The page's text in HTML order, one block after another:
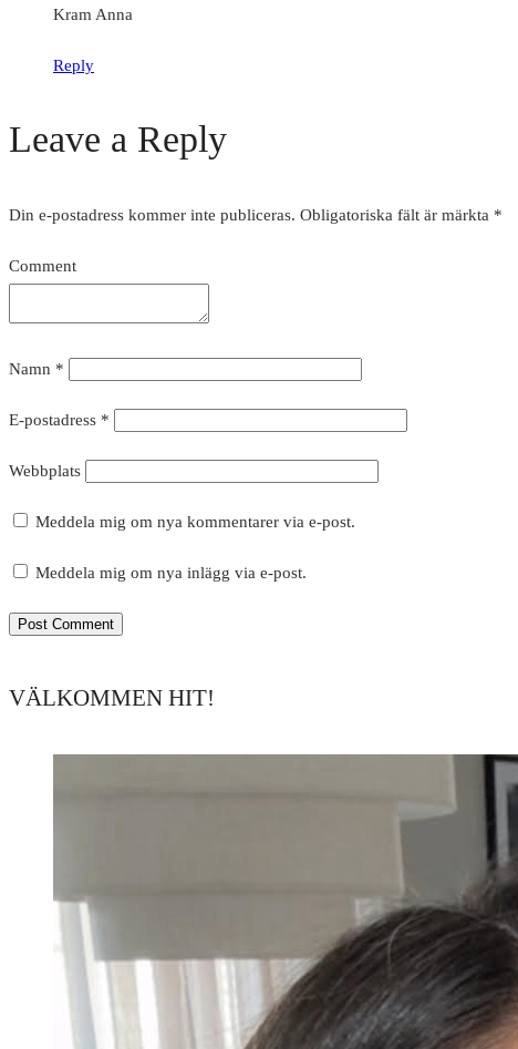
Kram Anna
Reply
Leave a Reply
Din e-postadress kommer inte publiceras. Obligatoriska fält är märkta *
Comment
Namn *
E-postadress *
Webbplats
Meddela mig om nya kommentarer via e-post.
Meddela mig om nya inlägg via e-post.
VÄLKOMMEN HIT!